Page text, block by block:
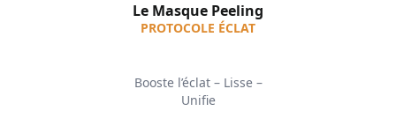
Le Masque Peeling
PROTOCOLE ÉCLAT
Booste l’éclat – Lisse –
Unifie